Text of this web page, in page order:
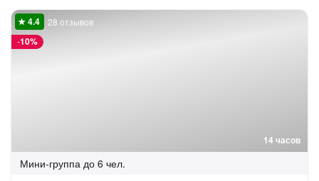
14 часов
-10%
28 отзывов
Мини-группа до 6 чел.